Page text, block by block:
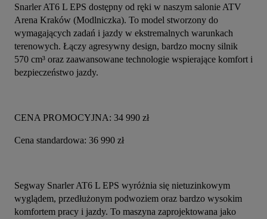
Snarler AT6 L EPS dostępny od ręki w naszym salonie ATV
Arena Kraków (Modlniczka). To model stworzony do
wymagających zadań i jazdy w ekstremalnych warunkach
terenowych. Łączy agresywny design, bardzo mocny silnik
570 cm³ oraz zaawansowane technologie wspierające komfort i
bezpieczeństwo jazdy.
CENA PROMOCYJNA: 34 990 zł
Cena standardowa: 36 990 zł
Segway Snarler AT6 L EPS wyróżnia się nietuzinkowym
wyglądem, przedłużonym podwoziem oraz bardzo wysokim
komfortem pracy i jazdy. To maszyna zaprojektowana jako